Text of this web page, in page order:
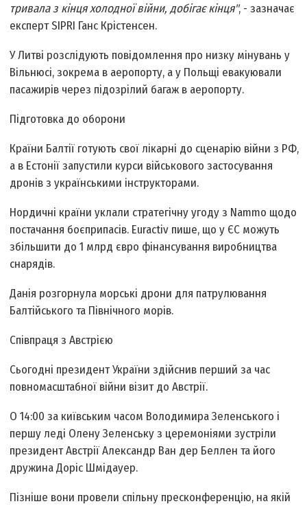
тривала з кінця холодної війни, добігає кінця", - зазначає
експерт SIPRI Ганс Крістенсен.
У Литві розслідують повідомлення про низку мінувань у
Вільнюсі, зокрема в аеропорту, а у Польщі евакуювали
пасажирів через підозрілий багаж в аеропорту.
Підготовка до оборони
Країни Балтії готують свої лікарні до сценарію війни з РФ,
а в Естонії запустили курси військового застосування
дронів з українськими інструкторами.
Нордичні країни уклали стратегічну угоду з Nammo щодо
постачання боєприпасів. Euractiv пише, що у ЄС можуть
збільшити до 1 млрд євро фінансування виробництва
снарядів.
Данія розгорнула морські дрони для патрулювання
Балтійського та Північного морів.
Співпраця з Австрією
Сьогодні президент України здійснив перший за час
повномасштабної війни візит до Австрії.
О 14:00 за київським часом Володимира Зеленського і
першу леді Олену Зеленську з церемоніями зустріли
президент Австрії Александр Ван дер Беллен та його
дружина Доріс Шмідауер.
Пізніше вони провели спільну пресконференцію, на якій